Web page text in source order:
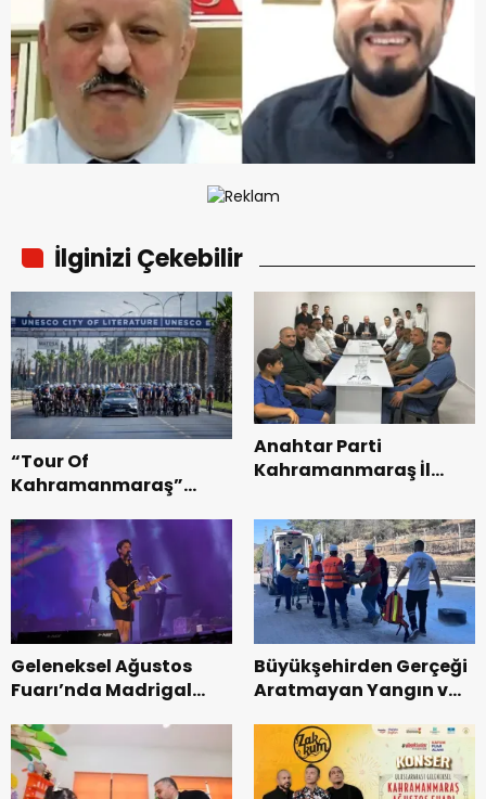
İlginizi Çekebilir
“Tour Of
Kahramanmaraş”
Bisikleti Turnuvası
Tamamlandı.
Anahtar Parti
Kahramanmaraş İl
Teşkilatı ile buluştu.
Geleneksel Ağustos
Fuarı’nda Madrigal
Büyükşehirden Gerçeği
Aratmayan Yangın ve